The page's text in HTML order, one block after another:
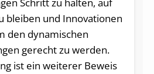
Schritt zu halten, auf
bleiben und Innovationen
den dynamischen
gerecht zu werden.
ist ein weiterer Beweis